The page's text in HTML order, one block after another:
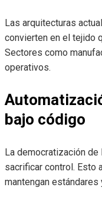
Las arquitecturas
convierten en el tejido
Sectores como
operativos.
bajo código
La democratización
sacrificar control. Esto
mantengan